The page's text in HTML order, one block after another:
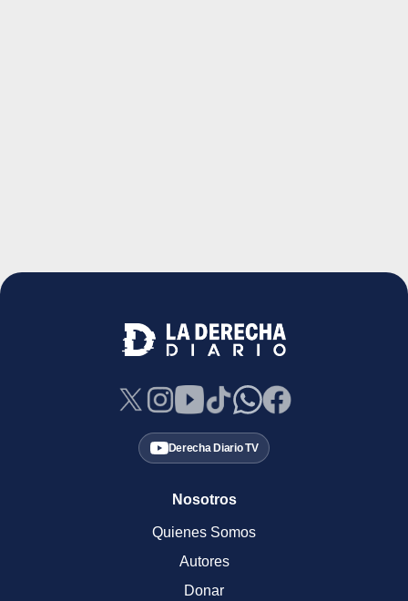
Derecha Diario TV
Nosotros
Quienes Somos
Autores
Donar